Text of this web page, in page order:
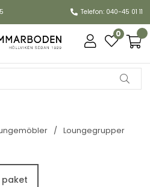
Telefon: 040-45 01 11
0
Loungegrupper
paket